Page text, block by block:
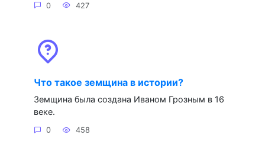
0 427
Что такое земщина в истории?
Земщина была создана Иваном Грозным в 16
веке.
0 458